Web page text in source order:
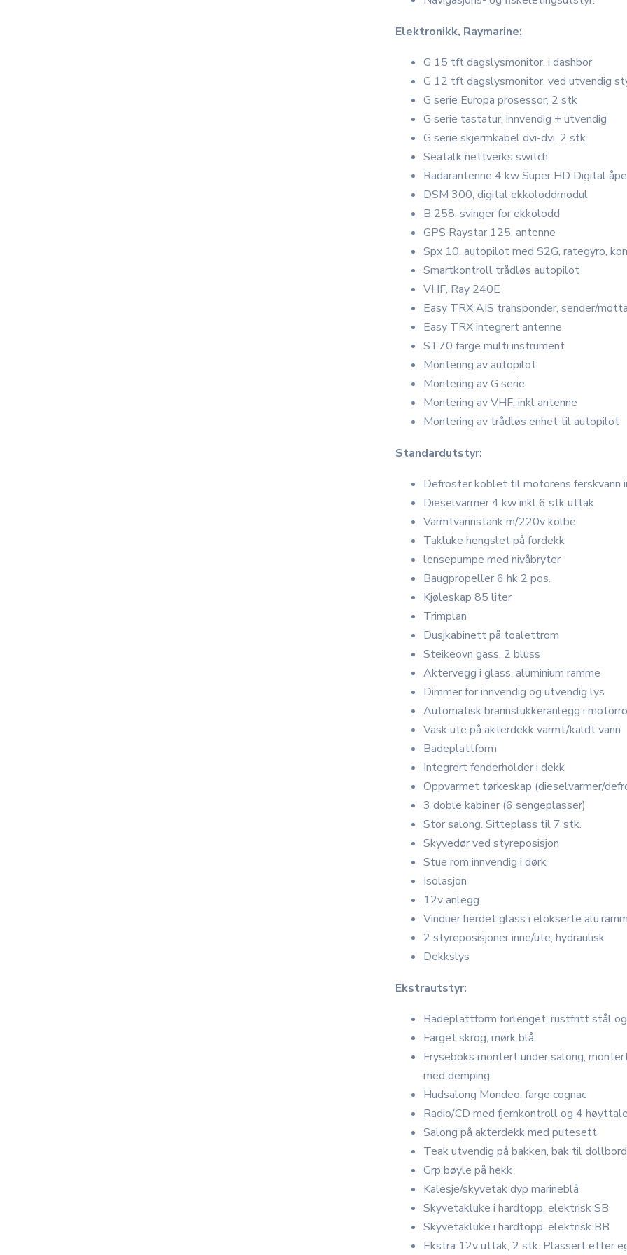
Elektronikk, Raymarine:
G 15 tft dagslysmonitor, i dashbor
G 12 tft dagslysmonitor, ved utvendig
G serie Europa prosessor, 2 stk
G serie tastatur, innvendig + utvendig
G serie skjermkabel dvi-dvi, 2 stk
Seatalk nettverks switch
Radarantenne 4 kw Super HD Digital
DSM 300, digital ekkoloddmodul
B 258, svinger for ekkolodd
GPS Raystar 125, antenne
Spx 10, autopilot med S2G, rategyro,
Smartkontroll trådløs autopilot
VHF, Ray 240E
Easy TRX AIS transponder, sender/
Easy TRX integrert antenne
ST70 farge multi instrument
Montering av autopilot
Montering av G serie
Montering av VHF, inkl antenne
Montering av trådløs enhet til autopilot
Standardutstyr:
Defroster koblet til motorens ferskvann
Dieselvarmer 4 kw inkl 6 stk uttak
Varmtvannstank m/220v kolbe
Takluke hengslet på fordekk
lensepumpe med nivåbryter
Baugpropeller 6 hk 2 pos.
Kjøleskap 85 liter
Trimplan
Dusjkabinett på toalettrom
Steikeovn gass, 2 bluss
Aktervegg i glass, aluminium ramme
Dimmer for innvendig og utvendig lys
Automatisk brannslukkeranlegg i
Vask ute på akterdekk varmt/kaldt vann
Badeplattform
Integrert fenderholder i dekk
Oppvarmet tørkeskap (dieselvarmer/
3 doble kabiner (6 sengeplasser)
Stor salong. Sitteplass til 7 stk.
Skyvedør ved styreposisjon
Stue rom innvendig i dørk
Isolasjon
12v anlegg
Vinduer herdet glass i elokserte
2 styreposisjoner inne/ute, hydraulisk
Dekkslys
Ekstrautstyr:
Badeplattform forlenget, rustfritt stål
Farget skrog, mørk blå
Fryseboks montert under salong,
med demping
Hudsalong Mondeo, farge cognac
Radio/CD med fjernkontroll og 4
Salong på akterdekk med putesett
Teak utvendig på bakken, bak til dollbord
Grp bøyle på hekk
Kalesje/skyvetak dyp marineblå
Skyvetakluke i hardtopp, elektrisk SB
Skyvetakluke i hardtopp, elektrisk BB
Ekstra 12v uttak, 2 stk. Plassert etter